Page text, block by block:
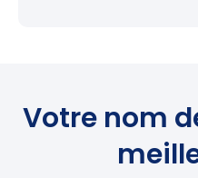
Votre nom